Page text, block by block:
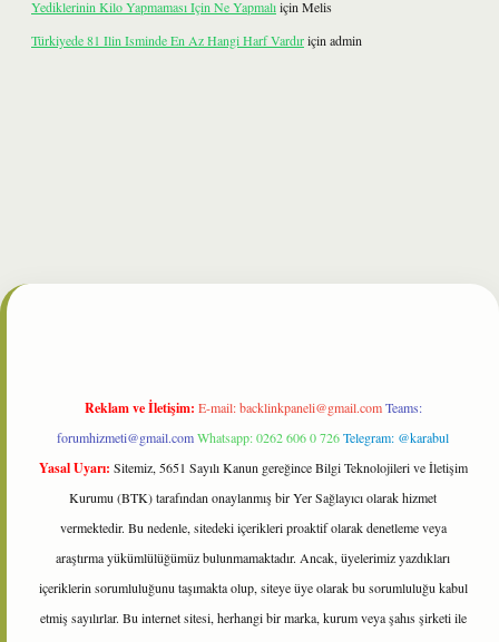
Yediklerinin Kilo Yapmaması Için Ne Yapmalıiçin Melis
Türkiyede 81 Ilin Isminde En Az Hangi Harf Vardıriçin admin
Reklam ve İletişim: E-mail:backlinkpaneli@gmail.com Teams:
forumhizmeti@gmail.comWhatsapp: 0262 606 0 726Telegram: @karabul
Yasal Uyarı: Sitemiz, 5651 Sayılı Kanun gereğince Bilgi Teknolojileri ve İletişim
Kurumu (BTK) tarafından onaylanmış bir Yer Sağlayıcı olarak hizmet
vermektedir. Bu nedenle, sitedeki içerikleri proaktif olarak denetleme veya
araştırma yükümlülüğümüz bulunmamaktadır. Ancak, üyelerimiz yazdıkları
içeriklerin sorumluluğunu taşımakta olup, siteye üye olarak bu sorumluluğu kabul
etmiş sayılırlar. Bu internet sitesi, herhangi bir marka, kurum veya şahıs şirketi ile